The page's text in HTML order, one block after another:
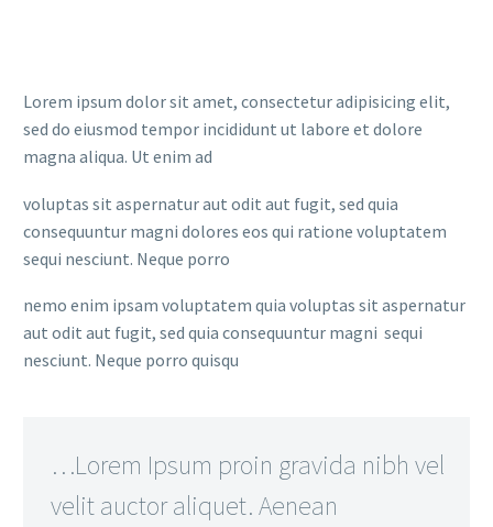
Lorem ipsum dolor sit amet, consectetur adipisicing elit,
sed do eiusmod tempor incididunt ut labore et dolore
magna aliqua. Ut enim ad
voluptas sit aspernatur aut odit aut fugit, sed quia
consequuntur magni dolores eos qui ratione voluptatem
sequi nesciunt. Neque porro
nemo enim ipsam voluptatem quia voluptas sit aspernatur
aut odit aut fugit, sed quia consequuntur magni sequi
nesciunt. Neque porro quisqu
…Lorem Ipsum proin gravida nibh vel
velit auctor aliquet. Aenean